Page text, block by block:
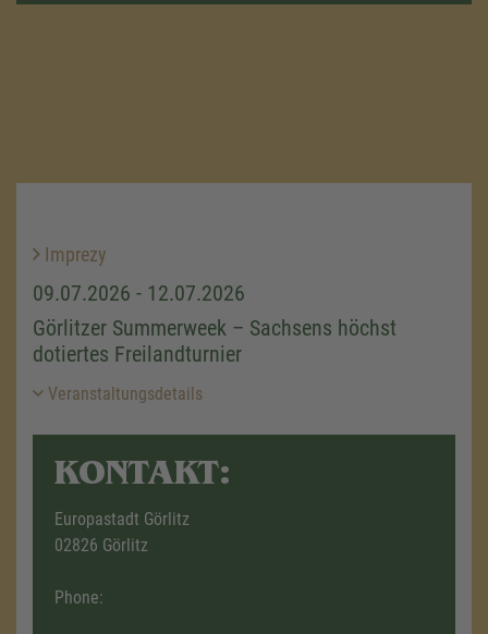
Imprezy
09.07.2026 - 12.07.2026
Görlitzer Summerweek – Sachsens höchst
dotiertes Freilandturnier
Veranstaltungsdetails
KONTAKT:
Europastadt Görlitz
02826 Görlitz
Phone: